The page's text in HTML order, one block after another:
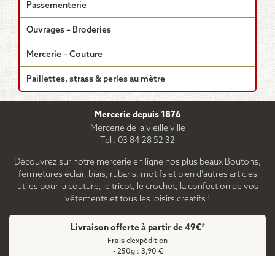
Passementerie
Ouvrages – Broderies
Mercerie – Couture
Paillettes, strass & perles au mètre
Mercerie depuis 1876
Mercerie de la vieille ville
Tel : 03 84 28 52 32
Découvrez sur notre mercerie en ligne nos plus beaux Boutons,
fermetures éclair, biais, rubans, motifs et bien d'autres articles
utiles pour la couture, le tricot, le crochet, la confection de vos
vêtements et tous les loisirs créatifs !
Livraison offerte à partir de 49€*
Frais d'expédition
- 250g : 3,90 €